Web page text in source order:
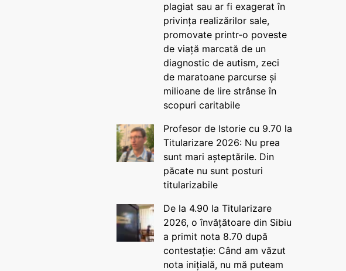
plagiat sau ar fi exagerat în
privința realizărilor sale,
promovate printr-o poveste
de viață marcată de un
diagnostic de autism, zeci
de maratoane parcurse și
milioane de lire strânse în
scopuri caritabile
Profesor de Istorie cu 9.70 la
Titularizare 2026: Nu prea
sunt mari așteptările. Din
păcate nu sunt posturi
titularizabile
De la 4.90 la Titularizare
2026, o învățătoare din Sibiu
a primit nota 8.70 după
contestație: Când am văzut
nota inițială, nu mă puteam